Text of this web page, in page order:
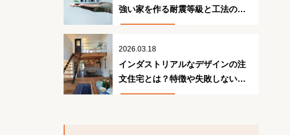
強い家を作る耐震等級と工法の正
解
2026.03.18
インダストリアルなデザインの注
文住宅とは？特徴や失敗しないた
めのポイント